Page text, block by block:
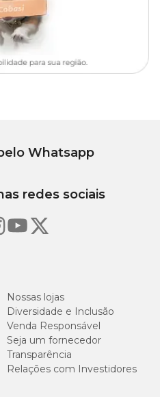
Nossas lojas
Diversidade e Inclusão
Venda Responsável
Seja um fornecedor
Transparência
Relações com Investidores
Whatsapp
redes sociais